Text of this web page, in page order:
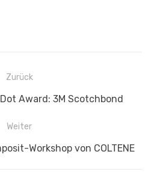
Zurück
Award: 3M Scotchbond
Weiter
Workshop von COLTENE